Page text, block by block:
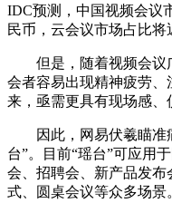
IDC预测，中国视频会议
民币，云会议市场占比将
但是，随着视频会议
会者容易出现精神疲劳、
来，亟需更具有现场感、
因此，网易伏羲瞄准
台”。目前“瑶台”可应用
会、招聘会、新产品发
式、圆桌会议等众多场景